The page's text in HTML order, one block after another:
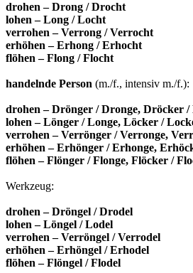
drohen – Drong / Drocht
lohen – Long / Locht
verrohen – Verrong / Verrocht
erhöhen – Erhong / Erhocht
flöhen – Flong / Flocht
handelnde Person (m./f., intensiv m./f.):
drohen – Drönger / Dronge, Dröcker /
lohen – Lönger / Longe, Löcker /
verrohen – Verrönger / Verronge,
erhöhen – Erhönger / Erhonge,
flöhen – Flönger / Flonge, Flöcker /
Werkzeug:
drohen – Dröngel / Drodel
lohen – Löngel / Lodel
verrohen – Verröngel / Verrodel
erhöhen – Erhöngel / Erhodel
flöhen – Flöngel / Flodel